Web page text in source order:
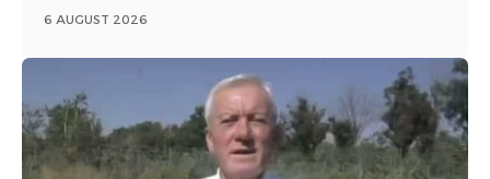
6 AUGUST 2026